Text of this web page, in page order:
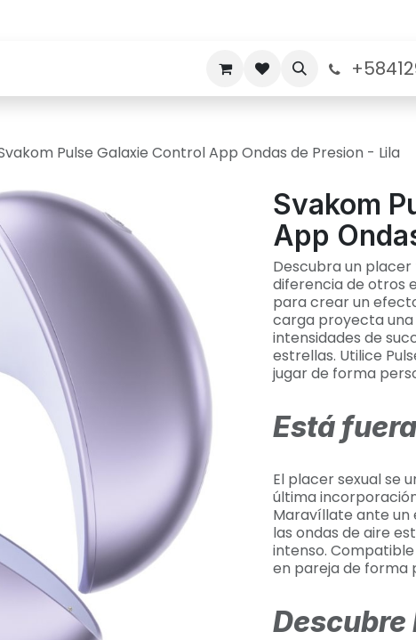
Politicas de Garantia Sobre nosotros
Pulse Galaxie Control App Ondas de Presion - Lila
Svakom
App
Descubra un placer
diferencia de otros
para crear un
carga proyecta una
intensidades de
estrellas. Utilice
jugar de forma
Está
El placer sexual se
última
Maravíllate ante un
las ondas de aire
intenso.
en pareja de forma
Descubre